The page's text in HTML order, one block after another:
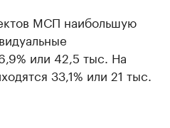
МСП наибольшую
или 42,5 тыс. На
33,1% или 21 тыс.